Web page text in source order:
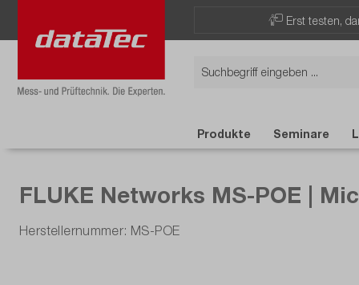
Erst testen,
Produkte Seminare
FLUKE Networks MS-POE |
Herstellernummer: MS-POE